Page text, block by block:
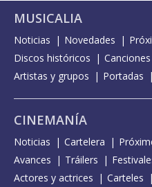
MUSICALIA
Noticias Novedades
Discos históricos
Canciones
Artistas y grupos
Portadas
CINEMANÍA
Noticias Cartelera
Avances
Tráilers
Actores y actrices
Carteles